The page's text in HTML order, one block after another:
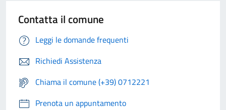
Contatta il comune
Leggi le domande frequenti
Richiedi Assistenza
Chiama il comune (+39) 0712221
Prenota un appuntamento